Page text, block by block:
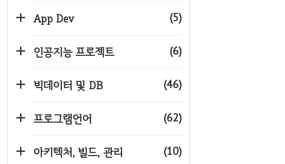
App Dev (5)
인공지능 프로젝트 (6)
빅데이터 및 DB (46)
프로그램언어 (62)
아키텍처, 빌드, 관리 (10)